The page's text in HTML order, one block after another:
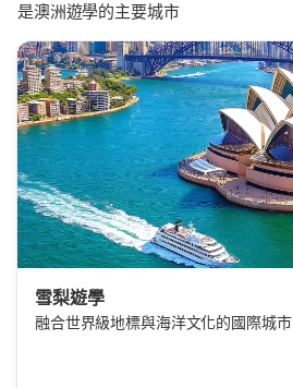
是澳洲遊學的主要城市
雪梨遊學
融合世界級地標與海洋文化的國際城市